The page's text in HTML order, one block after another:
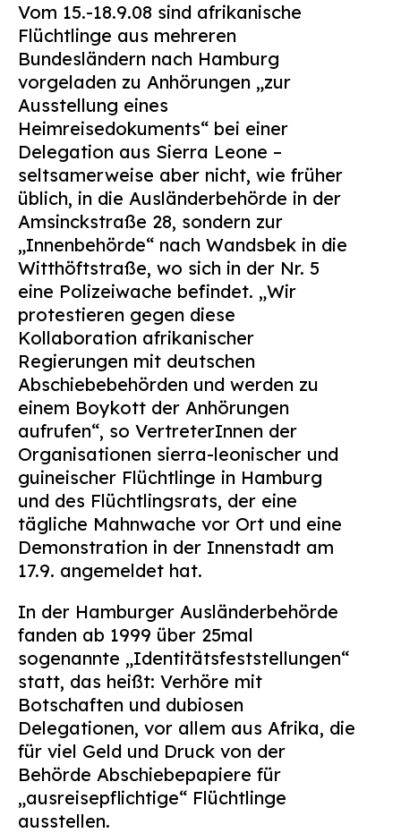
Vom 15.-18.9.08 sind afrikanische
Flüchtlinge aus mehreren
Bundesländern nach Hamburg
vorgeladen zu Anhörungen „zur
Ausstellung eines
Heimreisedokuments“ bei einer
Delegation aus Sierra Leone –
seltsamerweise aber nicht, wie früher
üblich, in die Ausländerbehörde in der
Amsinckstraße 28, sondern zur
„Innenbehörde“ nach Wandsbek in die
Witthöftstraße, wo sich in der Nr. 5
eine Polizeiwache befindet. „Wir
protestieren gegen diese
Kollaboration afrikanischer
Regierungen mit deutschen
Abschiebebehörden und werden zu
einem Boykott der Anhörungen
aufrufen“, so VertreterInnen der
Organisationen sierra-leonischer und
guineischer Flüchtlinge in Hamburg
und des Flüchtlingsrats, der eine
tägliche Mahnwache vor Ort und eine
Demonstration in der Innenstadt am
17.9. angemeldet hat.
In der Hamburger Ausländerbehörde
fanden ab 1999 über 25mal
sogenannte „Identitätsfeststellungen“
statt, das heißt: Verhöre mit
Botschaften und dubiosen
Delegationen, vor allem aus Afrika, die
für viel Geld und Druck von der
Behörde Abschiebepapiere für
„ausreisepflichtige“ Flüchtlinge
ausstellen.